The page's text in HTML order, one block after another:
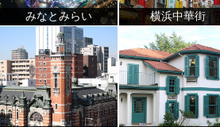
みなとみらい 横浜中華街